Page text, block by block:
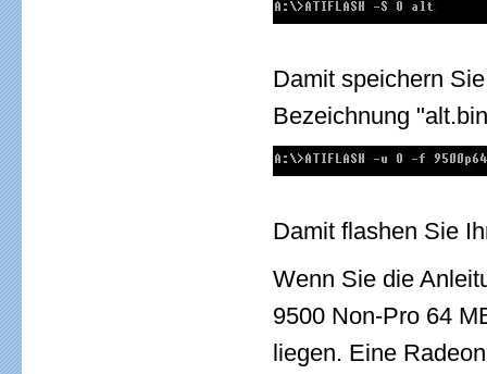
Damit speichern
Bezeichnung
Damit flashen Sie
Wenn Sie die
9500 Non-Pro 64
liegen. Eine